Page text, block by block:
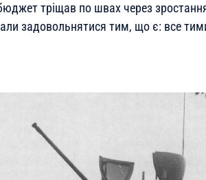
тріщав по швах через
задовольнятися тим, що є: все